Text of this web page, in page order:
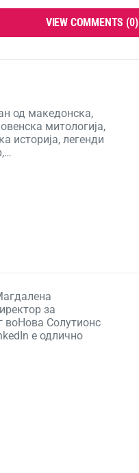
VIEW COMMENTS (0)
од македонска,
митологија,
историја, легенди
за
воНова Солутионс
е одлично